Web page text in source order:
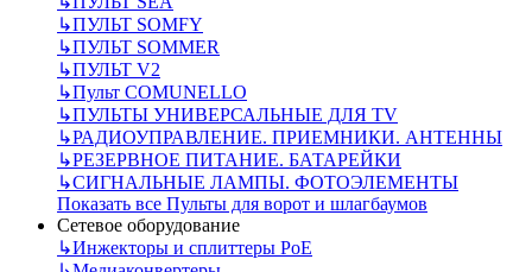
↳ПУЛЬТ SOMFY
↳ПУЛЬТ SOMMER
↳ПУЛЬТ V2
↳Пульт СOMUNELLO
↳ПУЛЬТЫ УНИВЕРСАЛЬНЫЕ ДЛЯ TV
↳РАДИОУПРАВЛЕНИЕ. ПРИЕМНИКИ. АНТЕННЫ
↳РЕЗЕРВНОЕ ПИТАНИЕ. БАТАРЕЙКИ
↳СИГНАЛЬНЫЕ ЛАМПЫ. ФОТОЭЛЕМЕНТЫ
Показать все Пульты для ворот и шлагбаумов
Сетевое оборудование
↳Инжекторы и сплиттеры РоЕ